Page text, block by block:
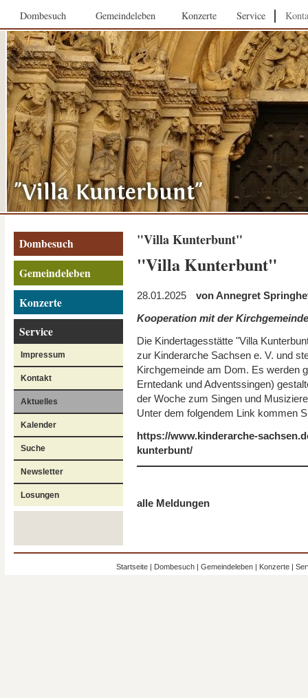
Dombesuch Gemeindeleben Konzerte Service
Dombesuch
Gemeindeleben
Konzerte
Service
Impressum
Kontakt
Aktuelles
Kalender
Suche
Newsletter
Losungen
"Villa Kunterbunt"
"Villa Kunterbunt"
28.01.2025
von Annegret
Kooperation mit der
Die Kindertagesstätte "Villa
zur Kinderarche Sachsen e. V. und
Kirchgemeinde am Dom. Es werden
Erntedank und Adventssingen)
der Woche zum Singen und
Unter dem folgendem Link kommen
https://www.kinderarche-
kunterbunt/
alle Meldungen
Startseite Dombesuch Gemeindeleben Konzerte